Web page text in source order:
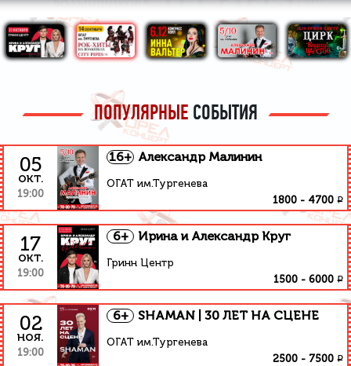
ПОПУЛЯРНЫЕСОБЫТИЯ
05
окт.
19:00
16+ Александр Малинин
ОГАТ им.Тургенева
1800 - 4700 ₽
17
окт.
19:00
6+ Ирина и Александр Круг
Гринн Центр
1500 - 6000 ₽
02
ноя.
19:00
6+ SHAMAN | 30 ЛЕТ НА СЦЕНЕ
ОГАТ им.Тургенева
2500 - 7500 ₽